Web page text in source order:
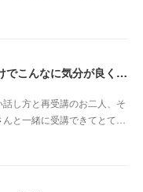
腸に委ねる、信頼する。 たったこれだけでこんなに気分が良くなれるなんて本当にスゴイ‼︎（東京都 會澤亜紀さん）
し方と再受講のお二人、そ
と一緒に受講できてとて…